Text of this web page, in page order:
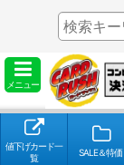
メニュー
値下げカード一
覧
SALE＆特価